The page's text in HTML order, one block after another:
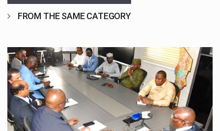
FROM THE SAME CATEGORY